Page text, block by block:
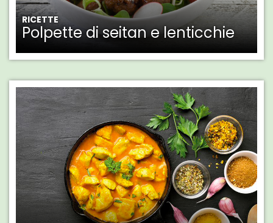
RICETTE
Polpette di seitan e lenticchie